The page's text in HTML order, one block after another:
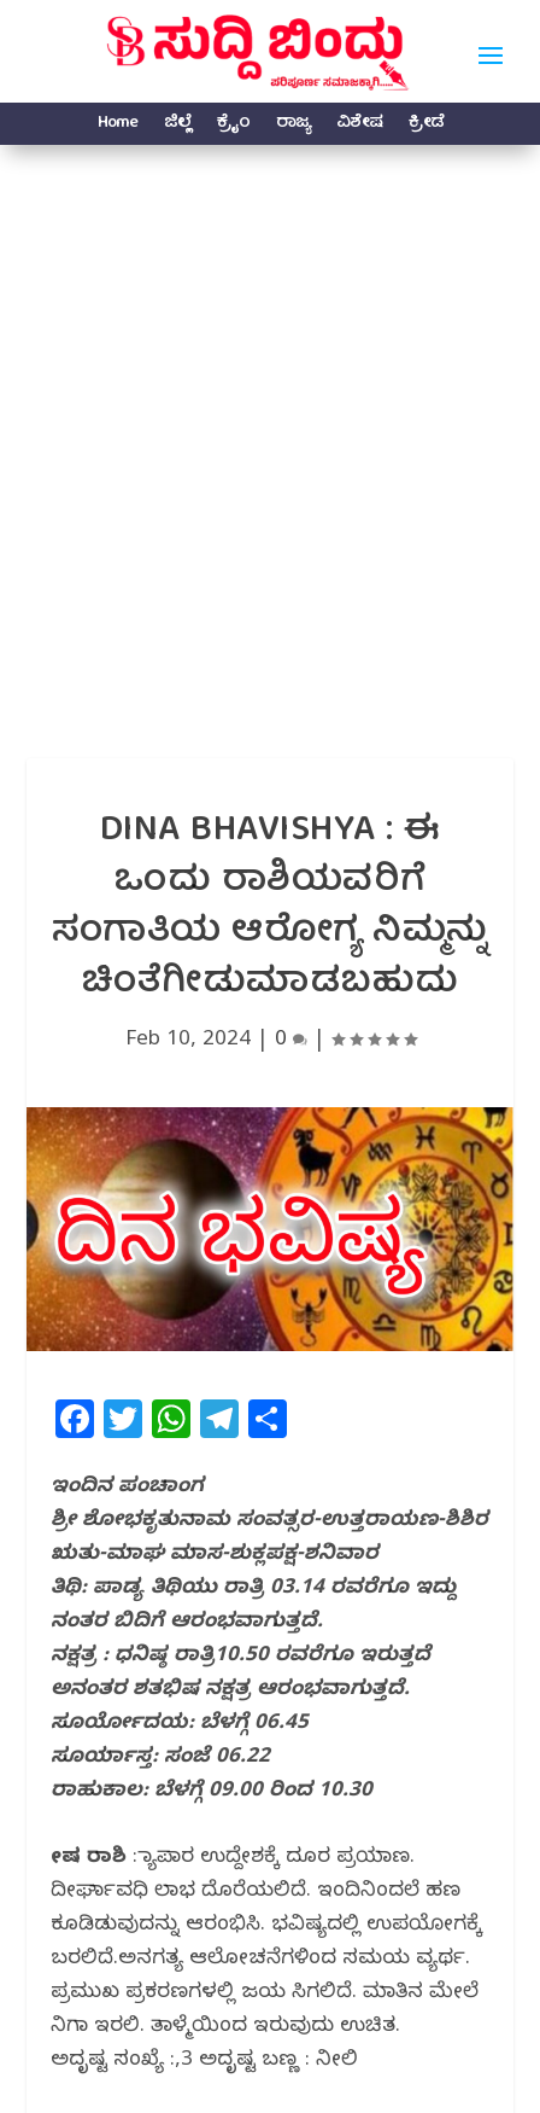
Home ಜಿಲ್ಲೆ ಕ್ರೈಂ ರಾಜ್ಯ ವಿಶೇಷ ಕ್ರೀಡೆ
DINA BHAVISHYA : ಈ
ಒಂದು ರಾಶಿಯವರಿಗೆ
ಸಂಗಾತಿಯ ಆರೋಗ್ಯ ನಿಮ್ಮನ್ನು
ಚಿಂತೆಗೀಡುಮಾಡಬಹುದು
Feb 10, 2024| 0 |
F
c
e
b
o
o
k
T
itt
e
r
W
at
s
A
p
p
T
e
g
ra
m
ar
e
ಇಂದಿನ ಪಂಚಾಂಗ
ಶ್ರೀ ಶೋಭಕೃತುನಾಮ ಸಂವತ್ಸರ-ಉತ್ತರಾಯಣ-ಶಿಶಿರ
ಋತು-ಮಾಘ ಮಾಸ-ಶುಕ್ಲಪಕ್ಷ-ಶನಿವಾರ
ತಿಥಿ: ಪಾಡ್ಯ ತಿಥಿಯು ರಾತ್ರಿ 03.14 ರವರೆಗೂ ಇದ್ದು
ನಂತರ ಬಿದಿಗೆ ಆರಂಭವಾಗುತ್ತದೆ.
ನಕ್ಷತ್ರ : ಧನಿಷ್ಠ ರಾತ್ರಿ10.50 ರವರೆಗೂ ಇರುತ್ತದೆ
ಅನಂತರ ಶತಭಿಷ ನಕ್ಷತ್ರ ಆರಂಭವಾಗುತ್ತದೆ.
ಸೂರ್ಯೋದಯ: ಬೆಳಗ್ಗೆ 06.45
ಸೂರ್ಯಾಸ್ತ: ಸಂಜೆ 06.22
ರಾಹುಕಾಲ: ಬೆಳಗ್ಗೆ 09.00 ರಿಂದ 10.30
ಮೇಷ ರಾಶಿ : ವ್ಯಾಪಾರ ಉದ್ದೇಶಕ್ಕೆ ದೂರ ಪ್ರಯಾಣ.
ದೀರ್ಘಾವಧಿ ಲಾಭ ದೊರೆಯಲಿದೆ. ಇಂದಿನಿಂದಲೆ ಹಣ
ಕೂಡಿಡುವುದನ್ನು ಆರಂಭಿಸಿ. ಭವಿಷ್ಯದಲ್ಲಿ ಉಪಯೋಗಕ್ಕೆ
ಬರಲಿದೆ.ಅನಗತ್ಯ ಆಲೋಚನೆಗಳಿಂದ ಸಮಯ ವ್ಯರ್ಥ.
ಪ್ರಮುಖ ಪ್ರಕರಣಗಳಲ್ಲಿ ಜಯ ಸಿಗಲಿದೆ. ಮಾತಿನ ಮೇಲೆ
ನಿಗಾ ಇರಲಿ. ತಾಳ್ಮೆಯಿಂದ ಇರುವುದು ಉಚಿತ.
ಅದೃಷ್ಟ ಸಂಖ್ಯೆ :,3 ಅದೃಷ್ಟ ಬಣ್ಣ : ನೀಲಿ